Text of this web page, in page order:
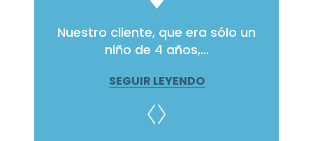
Nuestro cliente, que era sólo un
niño de 4 años,...
SEGUIR LEYENDO